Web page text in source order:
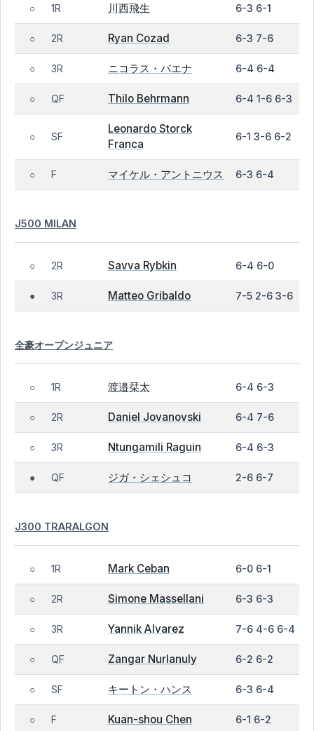
○ 1R 川西飛生 6-3 6-1
○ 2R Ryan Cozad 6-3 7-6
○ 3R ニコラス・バエナ 6-4 6-4
○ QF Thilo Behrmann 6-4 1-6 6-3
○ SF
Leonardo Storck
Franca
6-1 3-6 6-2
○ F マイケル・アントニウス 6-3 6-4
J500 MILAN
○ 2R Savva Rybkin 6-4 6-0
● 3R Matteo Gribaldo 7-5 2-6 3-6
全豪オープンジュニア
○ 1R 渡邉栞太 6-4 6-3
○ 2R Daniel Jovanovski 6-4 7-6
○ 3R Ntungamili Raguin 6-4 6-3
● QF ジガ・シェシュコ 2-6 6-7
J300 TRARALGON
○ 1R Mark Ceban 6-0 6-1
○ 2R Simone Massellani 6-3 6-3
○ 3R Yannik Alvarez 7-6 4-6 6-4
○ QF Zangar Nurlanuly 6-2 6-2
○ SF キートン・ハンス 6-3 6-4
○ F Kuan-shou Chen 6-1 6-2